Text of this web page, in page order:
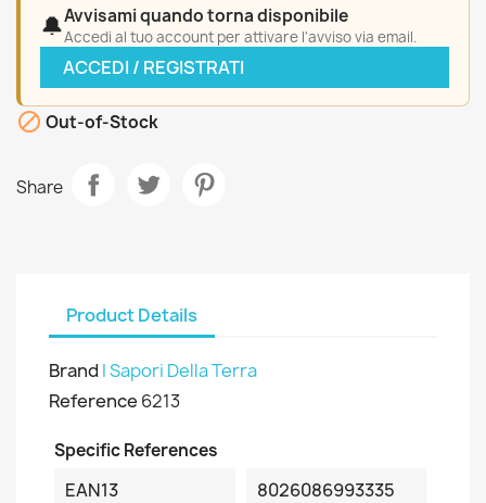
🔔Avvisami quando torna disponibile
Accedi al tuo account per attivare l'avviso via email.
ACCEDI / REGISTRATI
 Out-of-Stock
Share
Product Details
Brand I Sapori Della Terra
Reference 6213
Specific References
EAN13 8026086993335